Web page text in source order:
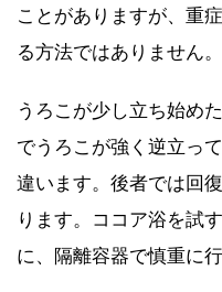
ことがありますが、重
る方法ではありません。
うろこが少し立ち始め
でうろこが強く逆立っ
違います。後者では回
ります。ココア浴を試
に、隔離容器で慎重に